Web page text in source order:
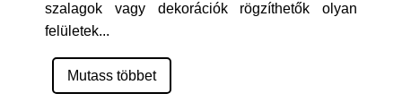
szalagok vagy dekorációk rögzíthetők olyan
felületek...
Mutass többet